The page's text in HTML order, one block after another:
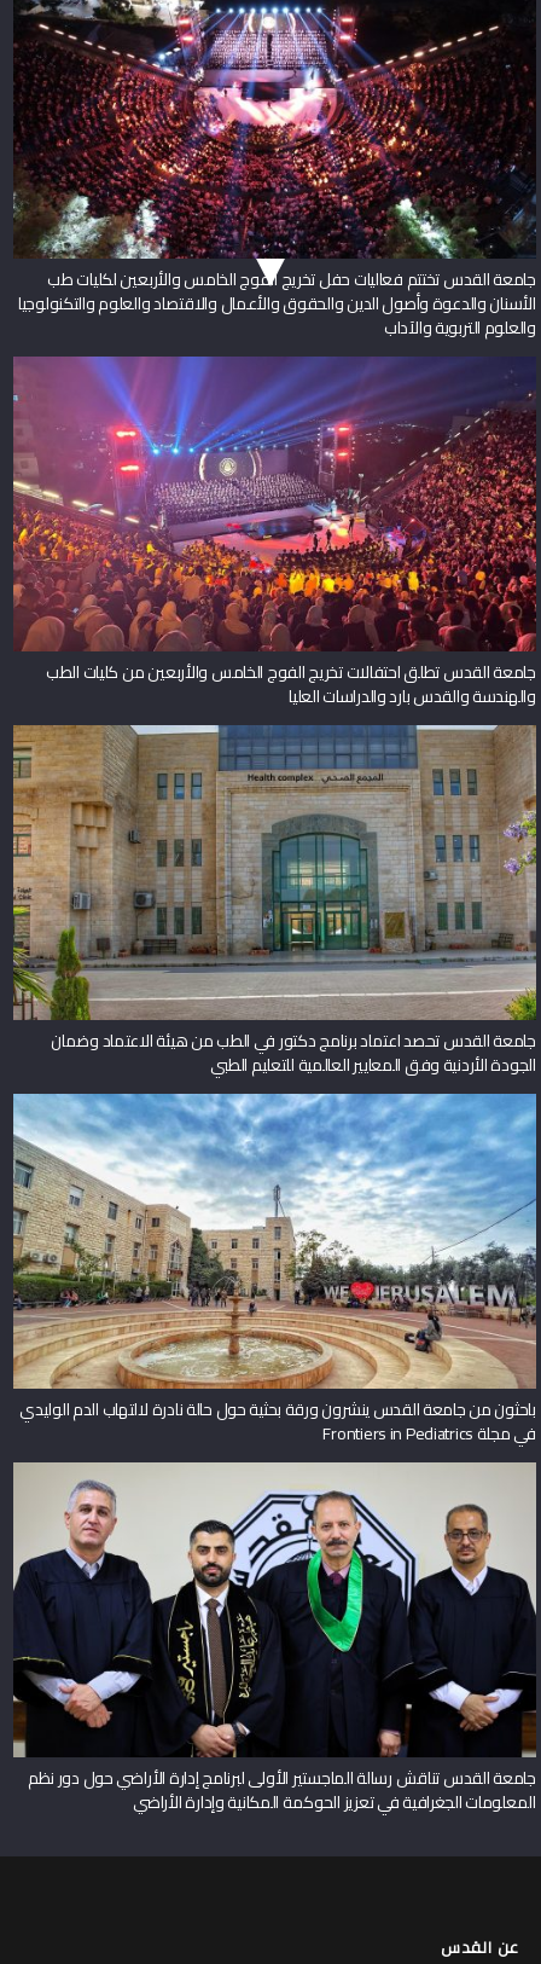
جامعة القدس تختتم فعاليات حفل تخريج الفوج الخامس والأربعين لكليات طب
الأسنان والدعوة وأصول الدين والحقوق والأعمال والاقتصاد والعلوم والتكنولوجيا
والعلوم التربوية والآداب
جامعة القدس تطلق احتفالات تخريج الفوج الخامس والأربعين من كليات الطب
والهندسة والقدس بارد والدراسات العليا
جامعة القدس تحصد اعتماد برنامج دكتور في الطب من هيئة الاعتماد وضمان
الجودة الأردنية وفق المعايير العالمية للتعليم الطبي
باحثون من جامعة القدس ينشرون ورقة بحثية حول حالة نادرة لالتهاب الدم الوليدي
في مجلة Frontiers in Pediatrics
جامعة القدس تناقش رسالة الماجستير الأولى لبرنامج إدارة الأراضي حول دور نظم
المعلومات الجغرافية في تعزيز الحوكمة المكانية وإدارة الأراضي
عن القدس